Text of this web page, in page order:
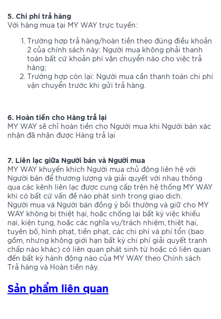
5. Chi phí trả hàng
Với hàng mua tại MY WAY trực tuyến:
Trường hợp trả hàng/hoàn tiền theo đúng điều khoản
2 của chính sách này: Người mua không phải thanh
toán bất cứ khoản phí vận chuyển nào cho việc trả
hàng;
Trường hợp còn lại: Người mua cần thanh toán chi phí
vận chuyển trước khi gửi trả hàng.
6. Hoàn tiền cho Hàng trả lại
MY WAY sẽ chỉ hoàn tiền cho Người mua khi Người bán xác
nhận đã nhận được Hàng trả lại
7. Liên lạc giữa Người bán và Người mua
MY WAY khuyến khích Người mua chủ động liên hệ với
Người bán để thương lượng và giải quyết với nhau thông
qua các kênh liên lạc được cung cấp trên hệ thống MY WAY
khi có bất cứ vấn đề nào phát sinh trong giao dịch.
Người mua và Người bán đồng ý bồi thường và giữ cho MY
WAY không bị thiệt hại, hoặc chống lại bất kỳ việc khiếu
nại, kiện tụng, hoặc các nghĩa vụ/trách nhiệm, thiệt hại,
tuyên bố, hình phạt, tiền phạt, các chi phí và phí tổn (bao
gồm, nhưng không giới hạn bất kỳ chi phí giải quyết tranh
chấp nào khác) có liên quan phát sinh từ hoặc có liên quan
đến bất kỳ hành động nào của MY WAY theo Chính sách
Trả hàng và Hoàn tiền này.
Sản phẩm liên quan